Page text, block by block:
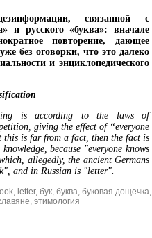
связанной с
и русского «буква»: вначале
повторение, дающее
без оговорки, что это далеко
и энциклопедического
is according to the laws of
giving the effect of “everyone
is far from a fact, then the fact is
because "everyone knows
allegedly, the ancient Germans
and in Russian is "letter".
, letter, бук, буква, буковая дощечка,
, этимология